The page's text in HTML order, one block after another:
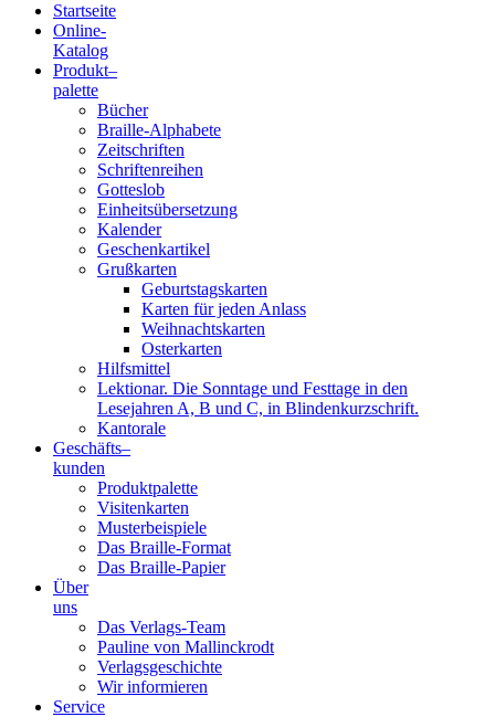
Blindenschrift-
Verlag
Druckerei
gGmbH
Startseite
Online-
Katalog
Produkt–
palette
Bücher
Braille-Alphabete
Zeitschriften
Schriftenreihen
Gotteslob
Einheitsübersetzung
Kalender
Geschenkartikel
Grußkarten
Geburtstagskarten
Karten für jeden Anlass
Weihnachtskarten
Osterkarten
Hilfsmittel
Lektionar. Die Sonntage und Festtage in den
Lesejahren A, B und C, in Blindenkurzschrift.
Kantorale
Geschäfts­–
kunden
Produktpalette
Visitenkarten
Musterbeispiele
Das Braille-Format
Das Braille-Papier
Über
uns
Das Verlags-Team
Pauline von Mallinckrodt
Verlagsgeschichte
Wir informieren
Service